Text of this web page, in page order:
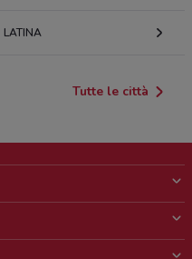
LATINA
Tutte le città